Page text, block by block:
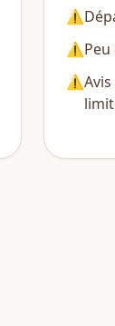
⚠
⚠
⚠